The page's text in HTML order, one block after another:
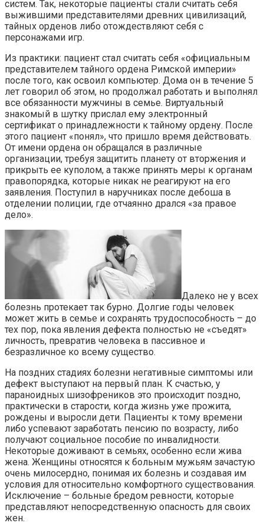
систем. Так, некоторые пациенты стали считать себя
выжившими представителями древних цивилизаций,
тайных орденов либо отождествляют себя с
персонажами игр.
Из практики: пациент стал считать себя «официальным
представителем тайного ордена Римской империи»
после того, как освоил компьютер. Дома он в течение 5
лет говорил об этом, но продолжал работать и выполнял
все обязанности мужчины в семье. Виртуальный
знакомый в шутку прислал ему электронный
сертификат о принадлежности к тайному ордену. После
этого пациент «понял», что пришло время действовать.
От имени ордена он обращался в различные
организации, требуя защитить планету от вторжения и
прикрыть ее куполом, а также принять меры к органам
правопорядка, которые никак не реагируют на его
заявления. Поступил в наручниках после дебоша в
отделении полиции, где отчаянно дрался «за правое
дело».
Далеко не у всех
болезнь протекает так бурно. Долгие годы человек
может жить в семье и сохранять трудоспособность – до
тех пор, пока явления дефекта полностью не «съедят»
личность, превратив человека в пассивное и
безразличное ко всему существо.
На поздних стадиях болезни негативные симптомы или
дефект выступают на первый план. К счастью, у
параноидных шизофреников это происходит поздно,
практически в старости, когда жизнь уже прожита,
рождены и выросли дети. Пациенты к тому времени
либо успевают заработать пенсию по возрасту, либо
получают социальное пособие по инвалидности.
Некоторые доживают в семьях, особенно если жива
жена. Женщины относятся к больным мужьям зачастую
очень милосердно, понимая их болезнь и создавая им
условия для относительно комфортного существования.
Исключение – больные бредом ревности, которые
представляют непосредственную опасность для своих
жен.